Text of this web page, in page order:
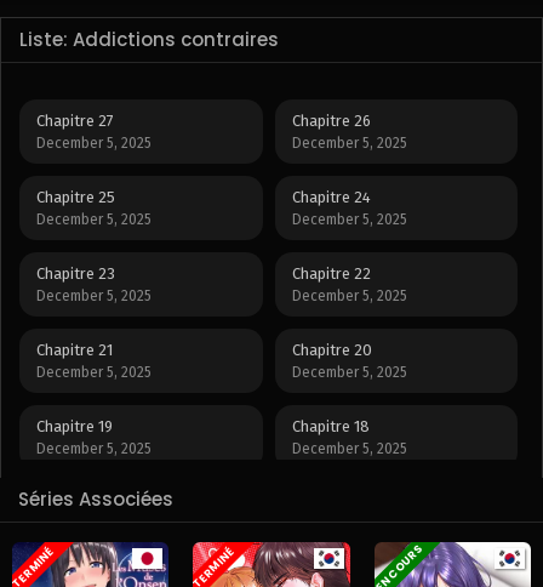
Liste: Addictions contraires
Chapitre 27
December 5, 2025
Chapitre 26
December 5, 2025
Chapitre 25
December 5, 2025
Chapitre 24
December 5, 2025
Chapitre 23
December 5, 2025
Chapitre 22
December 5, 2025
Chapitre 21
December 5, 2025
Chapitre 20
December 5, 2025
Chapitre 19
December 5, 2025
Chapitre 18
December 5, 2025
Chapitre 17
December 5, 2025 December 5, 2025
Chapitre 15 Chapitre 14
Séries Associées
TERMINÉ TERMINÉ EN COURS